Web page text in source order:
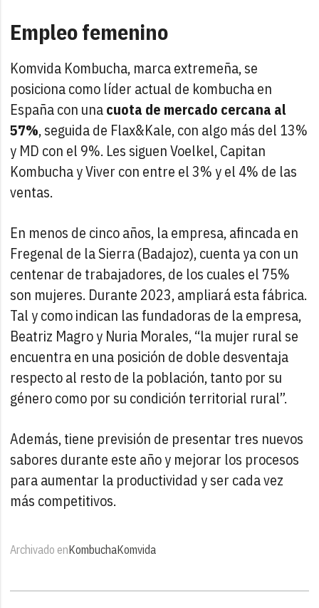
Empleo femenino
Komvida Kombucha, marca extremeña, se
posiciona como líder actual de kombucha en
España con unacuota de mercado cercana al
57%, seguida de Flax&Kale, con algo más del 13%
y MD con el 9%. Les siguen Voelkel, Capitan
Kombucha y Viver con entre el 3% y el 4% de las
ventas.
En menos de cinco años, la empresa, afincada en
Fregenal de la Sierra (Badajoz), cuenta ya con un
centenar de trabajadores, de los cuales el 75%
son mujeres. Durante 2023, ampliará esta fábrica.
Tal y como indican las fundadoras de la empresa,
Beatriz Magro y Nuria Morales, “la mujer rural se
encuentra en una posición de doble desventaja
respecto al resto de la población, tanto por su
género como por su condición territorial rural”.
Además, tiene previsión de presentar tres nuevos
sabores durante este año y mejorar los procesos
para aumentar la productividad y ser cada vez
más competitivos.
Archivado enKombuchaKomvida